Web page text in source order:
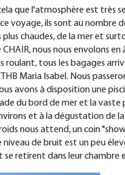
que l'atmosphère est très
voyage, ils sont au nombre
chaudes, de la mer et
nous nous envolons
roulant, tous les bagages
Maria Isabel. Nous
avons à disposition une
du bord de mer et la
et à la dégustation de
nous attend, un coin
de bruit est un peu
retirent dans leur chambre